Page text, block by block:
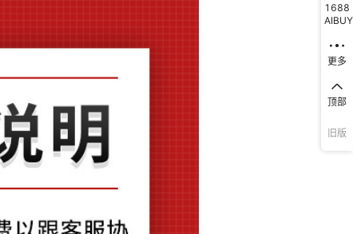
1688
AIBUY
更多
顶部
旧版